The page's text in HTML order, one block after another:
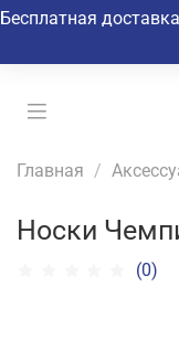
Бесплатная
Главная
Носки
(0)